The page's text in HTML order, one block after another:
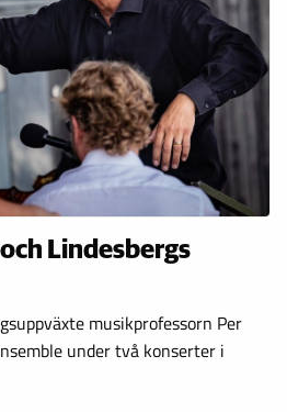
Lindesbergs
musikprofessorn Per
under två konserter i